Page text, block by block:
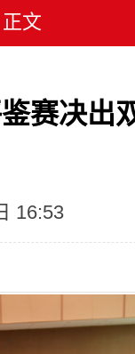
正文
赛决出
16:53